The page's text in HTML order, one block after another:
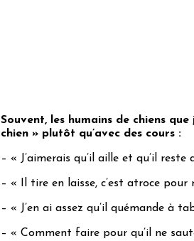
Souvent, les humains de chiens
chien » plutôt qu’avec des cours :
– « J’aimerais qu’il aille et qu’il
– « Il tire en laisse, c’est atroce pour
– « J’en ai assez qu’il quémande à
– « Comment faire pour qu’il ne